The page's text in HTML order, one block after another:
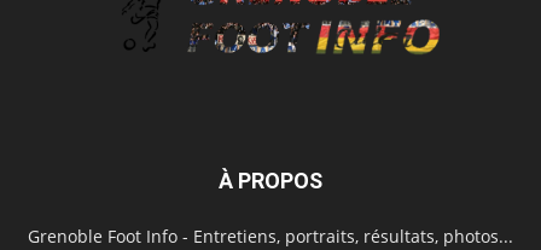
À PROPOS
Grenoble Foot Info - Entretiens, portraits, résultats, photos...